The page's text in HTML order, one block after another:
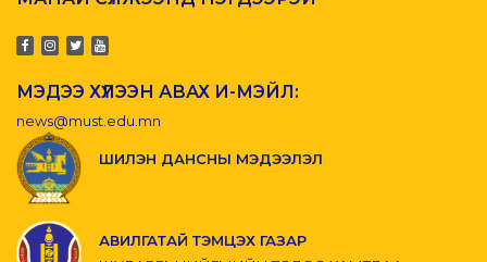
МЭДЭЭ ХҮЛЭЭН АВАХ И-МЭЙЛ:
news@must.edu.mn
ШИЛЭН ДАНСНЫ МЭДЭЭЛЭЛ
АВИЛГАТАЙ ТЭМЦЭХ ГАЗАР